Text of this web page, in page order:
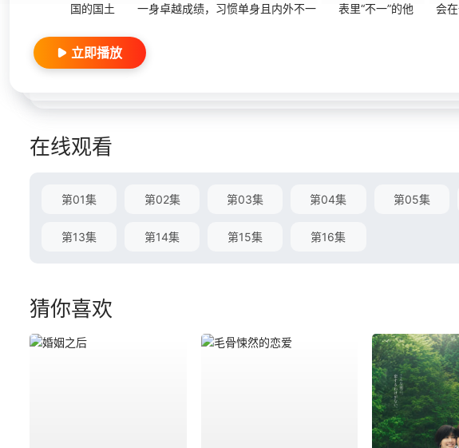
国的国土 一身卓越成绩，习惯单身且内外不一 表里“不一”的他 会在
立即播放
在线观看
第01集 第02集 第03集 第04集 第05集
第13集 第14集 第15集 第16集
猜你喜欢